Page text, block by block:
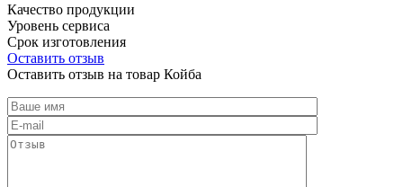
Качество продукции
Уровень сервиса
Срок изготовления
Оставить отзыв
Оставить отзыв на товар Койба